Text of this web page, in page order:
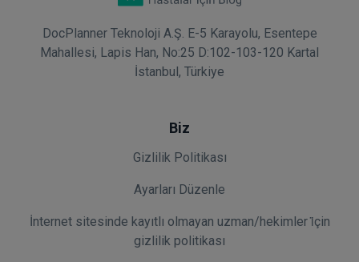
DocPlanner Teknoloji A.Ş. E-5 Karayolu, Esentepe
Mahallesi, Lapis Han, No:25 D:102-103-120 Kartal
İstanbul, Türkiye
Biz
Gizlilik Politikası
Ayarları Düzenle
İnternet sitesinde kayıtlı olmayan uzman/hekimler i̇çin
gizlilik politikası